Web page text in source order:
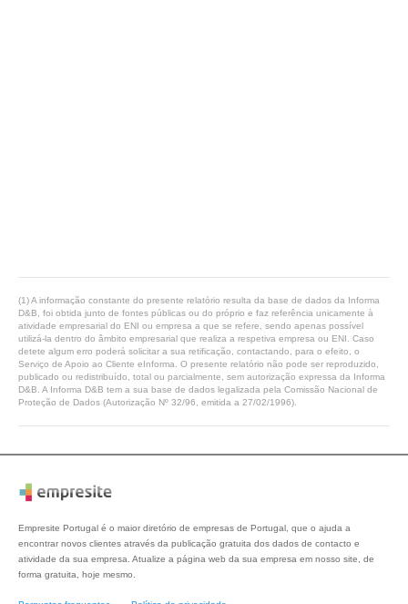
(1) A informação constante do presente relatório resulta da base de dados da Informa
D&B, foi obtida junto de fontes públicas ou do próprio e faz referência unicamente à
atividade empresarial do ENI ou empresa a que se refere, sendo apenas possível
utilizá-la dentro do âmbito empresarial que realiza a respetiva empresa ou ENI. Caso
detete algum erro poderá solicitar a sua retificação, contactando, para o efeito, o
Serviço de Apoio ao Cliente eInforma. O presente relatório não pode ser reproduzido,
publicado ou redistribuído, total ou parcialmente, sem autorização expressa da Informa
D&B. A Informa D&B tem a sua base de dados legalizada pela Comissão Nacional de
Proteção de Dados (Autorização Nº 32/96, emitida a 27/02/1996).
Empresite Portugal é o maior diretório de empresas de Portugal, que o ajuda a
encontrar novos clientes através da publicação gratuita dos dados de contacto e
atividade da sua empresa. Atualize a página web da sua empresa em nosso site, de
forma gratuita, hoje mesmo.